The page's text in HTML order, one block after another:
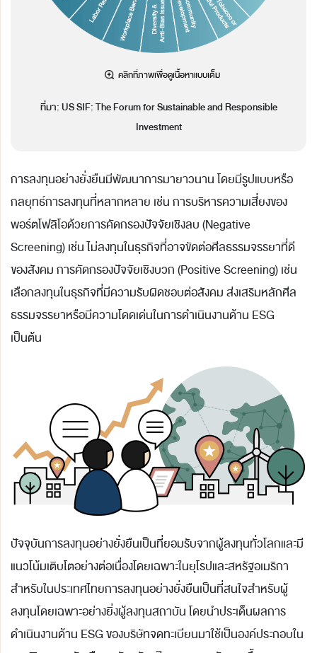
ที่มา: US SIF: The Forum for Sustainable and Responsible
Investment
การลงทุนอย่างยั่งยืนมีพัฒนาการมายาวนาน โดยมีรูปแบบหรือ
กลยุทธ์การลงทุนที่หลากหลาย เช่น การบริหารความเสี่ยงของ
พอร์ตโฟลิโอด้วยการคัดกรองปัจจัยเชิงลบ (Negative
Screening) เช่น ไม่ลงทุนในธุรกิจที่อาจขัดต่อศีลธรรมจรรยาที่ดี
ของสังคม การคัดกรองปัจจัยเชิงบวก (Positive Screening) เช่น
เลือกลงทุนในธุรกิจที่มีความรับผิดชอบต่อสังคม ส่งเสริมหลักศีล
ธรรมจรรยาหรือมีความโดดเด่นในการดำเนินงานด้าน ESG
เป็นต้น
ปัจจุบันการลงทุนอย่างยั่งยืนเป็นที่ยอมรับจากผู้ลงทุนทั่วโลกและมี
แนวโน้มเติบโตอย่างต่อเนื่องโดยเฉพาะในยุโรปและสหรัฐอเมริกา
สำหรับในประเทศไทยการลงทุนอย่างยั่งยืนเป็นที่สนใจสำหรับผู้
ลงทุนโดยเฉพาะอย่างยิ่งผู้ลงทุนสถาบัน โดยนำประเด็นผลการ
ดำเนินงานด้าน ESG ของบริษัทจดทะเบียนมาใช้เป็นองค์ประกอบใน